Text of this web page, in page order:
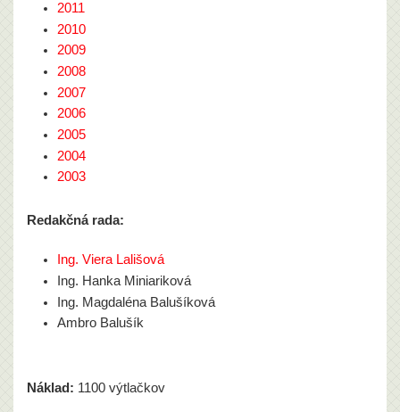
2011
2010
2009
2008
2007
2006
2005
2004
2003
Redakčná rada:
Ing. Viera Lališová
Ing. Hanka Miniariková
Ing. Magdaléna Balušíková
Ambro Balušík
Náklad: 1100 výtlačkov